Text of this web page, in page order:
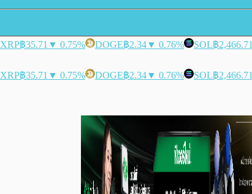
XRP฿35.71 ▼ 0.75% DOGE฿2.34▼ 0.76% SOL฿2,466.71
XRP฿35.71 ▼ 0.75% DOGE฿2.34▼ 0.76% SOL฿2,466.71